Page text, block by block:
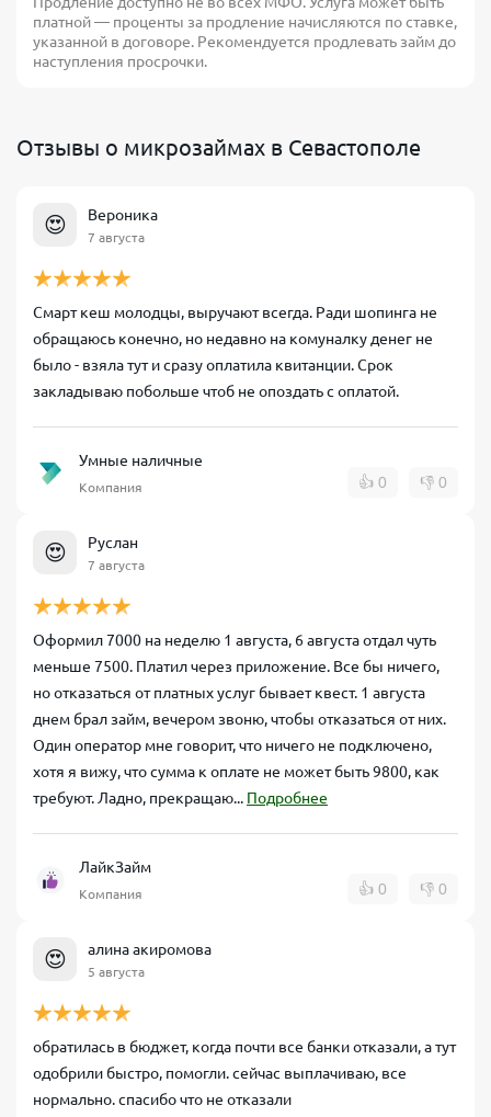
платной — проценты за продление начисляются по ставке,
указанной в договоре. Рекомендуется продлевать займ до
наступления просрочки.
Отзывы о микрозаймах в Севастополе
😍 Вероника
7 августа
Смарт кеш молодцы, выручают всегда. Ради шопинга не
обращаюсь конечно, но недавно на комуналку денег не
было - взяла тут и сразу оплатила квитанции. Срок
закладываю побольше чтоб не опоздать с оплатой.
Умные наличные
Компания 👍 0 👎 0
😍 Руслан
7 августа
Оформил 7000 на неделю 1 августа, 6 августа отдал чуть
меньше 7500. Платил через приложение. Все бы ничего,
но отказаться от платных услуг бывает квест. 1 августа
днем брал займ, вечером звоню, чтобы отказаться от них.
Один оператор мне говорит, что ничего не подключено,
хотя я вижу, что сумма к оплате не может быть 9800, как
требуют. Ладно, прекращаю... Подробнее
ЛайкЗайм
Компания 👍 0 👎 0
😍 алина акиромова
5 августа
обратилась в бюджет, когда почти все банки отказали, а тут
одобрили быстро, помогли. сейчас выплачиваю, все
нормально. спасибо что не отказали